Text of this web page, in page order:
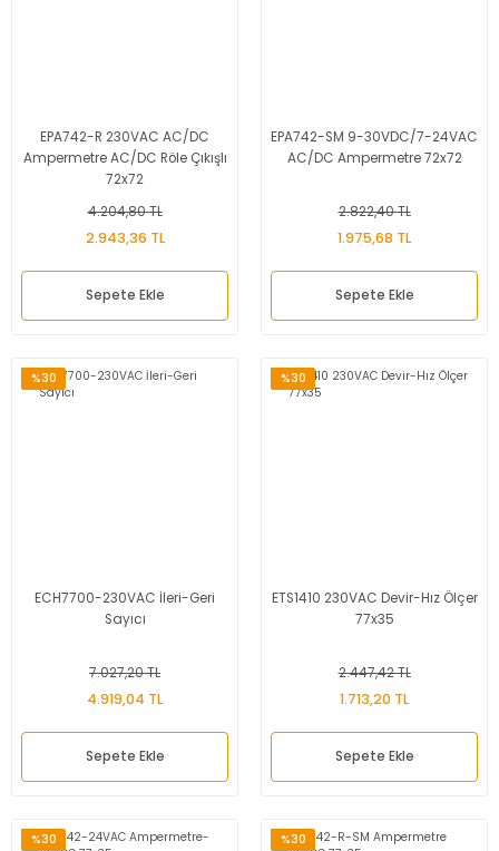
EPA742-R 230VAC AC/DC
Ampermetre AC/DC Röle Çıkışlı
72x72
4.204,80 TL
2.943,36 TL
Sepete Ekle
EPA742-SM 9-30VDC/7-24VAC
AC/DC Ampermetre 72x72
2.822,40 TL
1.975,68 TL
Sepete Ekle
%30
ECH7700-230VAC İleri-Geri
Sayıcı
7.027,20 TL
4.919,04 TL
Sepete Ekle
%30
ETS1410 230VAC Devir-Hız Ölçer
77x35
2.447,42 TL
1.713,20 TL
Sepete Ekle
%30 %30